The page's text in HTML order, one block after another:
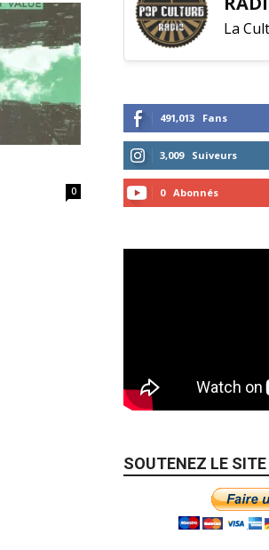
0
491,013 Fans
3,009 Suiveurs
0 Abonnés
SOUTENEZ LE